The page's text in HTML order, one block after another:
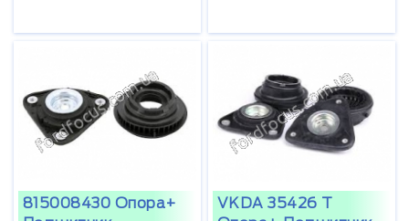
815008430 Опора+
VKDA 35426 T